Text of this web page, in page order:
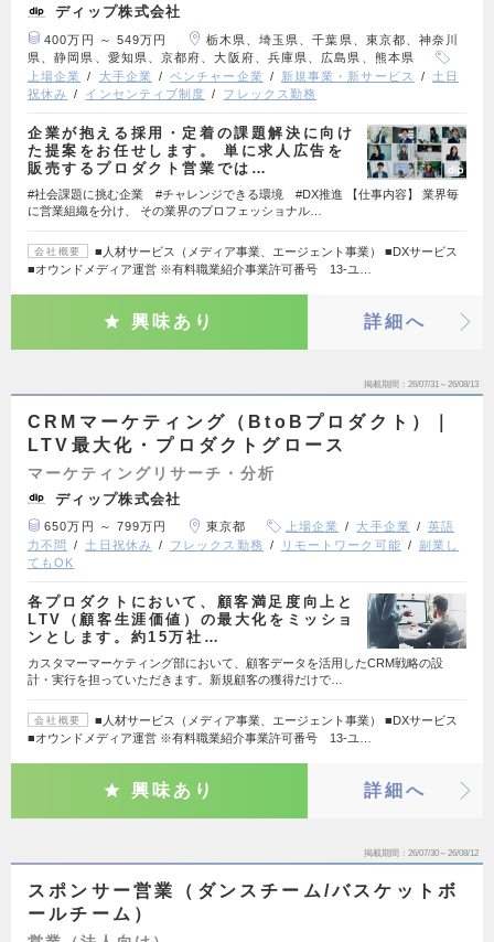
ディップ株式会社
400万円 ～ 549万円
栃木県、埼玉県、千葉県、東京都、神奈川
県、静岡県、愛知県、京都府、大阪府、兵庫県、広島県、熊本県
上場企業
大手企業 ベンチャー企業 新規事業・新サービス
土日
祝休み
インセンティブ制度 フレックス勤務
企業が抱える採用・定着の課題解決に向け
た提案をお任せします。 単に求人広告を
販売するプロダクト営業では…
#社会課題に挑む企業 #チャレンジできる環境 #DX推進 【仕事内容】 業界毎
に営業組織を分け、 その業界のプロフェッショナル…
会社概要
■人材サービス（メディア事業、エージェント事業） ■DXサービス
■オウンドメディア運営 ※有料職業紹介事業許可番号 13-ユ…
興味あり 詳細へ
掲載期間 26/07/31～26/08/13
CRMマーケティング（BtoBプロダクト）｜
LTV最大化・プロダクトグロース
マーケティングリサーチ・分析
ディップ株式会社
650万円 ～ 799万円 東京都 上場企業 大手企業
英語
力不問
土日祝休み フレックス勤務 リモートワーク可能
副業し
てもOK
各プロダクトにおいて、顧客満足度向上と
LTV（顧客生涯価値）の最大化をミッショ
ンとします。約15万社…
カスタマーマーケティング部において、顧客データを活用したCRM戦略の設
計・実行を担っていただきます。新規顧客の獲得だけで…
会社概要
■人材サービス（メディア事業、エージェント事業） ■DXサービス
■オウンドメディア運営 ※有料職業紹介事業許可番号 13-ユ…
興味あり 詳細へ
掲載期間 26/07/30～26/08/12
スポンサー営業（ダンスチーム/バスケットボ
ールチーム）